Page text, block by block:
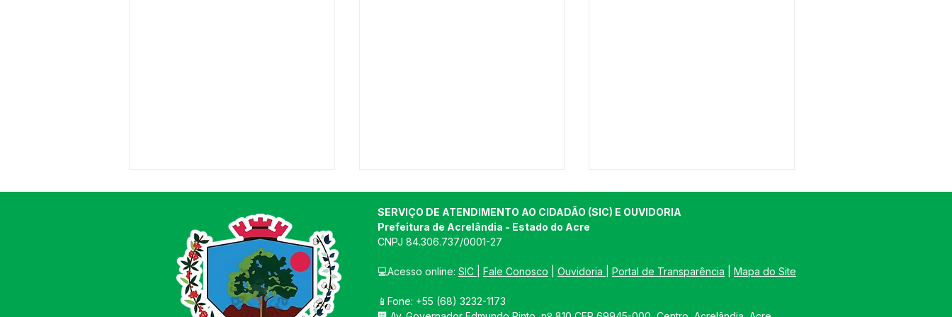
Acrelândia celebra 34 anos
Acrelândia celebra 34 anos
Final do Campeonato
SERVIÇO DE ATENDIMENTO AO CIDADÃO (SIC) E OUVIDORIA
Prefeitura de Acrelândia - Estado do Acre
CNPJ 84.306.737/0001-27
💻Acesso online: SIC Fale Conosco Ouvidoria Portal de Transparência Mapa do Site
📱Fone: +55 (68) 3232-1173